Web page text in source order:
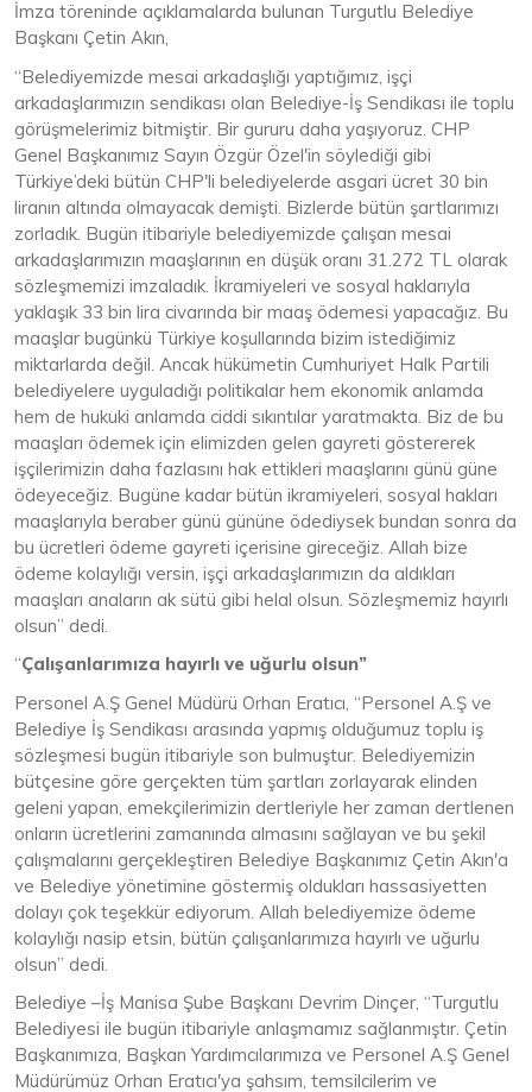
İmza töreninde açıklamalarda bulunan Turgutlu Belediye
Başkanı Çetin Akın,
“Belediyemizde mesai arkadaşlığı yaptığımız, işçi
arkadaşlarımızın sendikası olan Belediye-İş Sendikası ile toplu
görüşmelerimiz bitmiştir. Bir gururu daha yaşıyoruz. CHP
Genel Başkanımız Sayın Özgür Özel'in söylediği gibi
Türkiye’deki bütün CHP'li belediyelerde asgari ücret 30 bin
liranın altında olmayacak demişti. Bizlerde bütün şartlarımızı
zorladık. Bugün itibariyle belediyemizde çalışan mesai
arkadaşlarımızın maaşlarının en düşük oranı 31.272 TL olarak
sözleşmemizi imzaladık. İkramiyeleri ve sosyal haklarıyla
yaklaşık 33 bin lira civarında bir maaş ödemesi yapacağız. Bu
maaşlar bugünkü Türkiye koşullarında bizim istediğimiz
miktarlarda değil. Ancak hükümetin Cumhuriyet Halk Partili
belediyelere uyguladığı politikalar hem ekonomik anlamda
hem de hukuki anlamda ciddi sıkıntılar yaratmakta. Biz de bu
maaşları ödemek için elimizden gelen gayreti göstererek
işçilerimizin daha fazlasını hak ettikleri maaşlarını günü güne
ödeyeceğiz. Bugüne kadar bütün ikramiyeleri, sosyal hakları
maaşlarıyla beraber günü gününe ödediysek bundan sonra da
bu ücretleri ödeme gayreti içerisine gireceğiz. Allah bize
ödeme kolaylığı versin, işçi arkadaşlarımızın da aldıkları
maaşları anaların ak sütü gibi helal olsun. Sözleşmemiz hayırlı
olsun” dedi.
“Çalışanlarımıza hayırlı ve uğurlu olsun”
Personel A.Ş Genel Müdürü Orhan Eratıcı, “Personel A.Ş ve
Belediye İş Sendikası arasında yapmış olduğumuz toplu iş
sözleşmesi bugün itibariyle son bulmuştur. Belediyemizin
bütçesine göre gerçekten tüm şartları zorlayarak elinden
geleni yapan, emekçilerimizin dertleriyle her zaman dertlenen
onların ücretlerini zamanında almasını sağlayan ve bu şekil
çalışmalarını gerçekleştiren Belediye Başkanımız Çetin Akın'a
ve Belediye yönetimine göstermiş oldukları hassasiyetten
dolayı çok teşekkür ediyorum. Allah belediyemize ödeme
kolaylığı nasip etsin, bütün çalışanlarımıza hayırlı ve uğurlu
olsun” dedi.
Belediye –İş Manisa Şube Başkanı Devrim Dinçer, “Turgutlu
Belediyesi ile bugün itibariyle anlaşmamız sağlanmıştır. Çetin
Başkanımıza, Başkan Yardımcılarımıza ve Personel A.Ş Genel
Müdürümüz Orhan Eratıcı'ya şahsım, temsilcilerim ve